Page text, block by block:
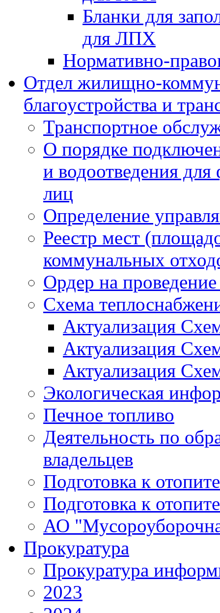
Бланки для
для ЛПХ
Нормативно-
Отдел жилищно-
благоустройства и
Транспортное
О порядке
и водоотведения
лиц
Определение
Реестр мест
коммунальных
Ордер на
Схема
Актуализация
Актуализация
Актуализация
Экологическая
Печное топливо
Деятельность по
владельцев
Подготовка к
Подготовка к
АО
Прокуратура
Прокуратура
2023